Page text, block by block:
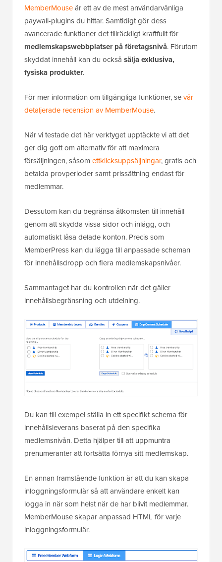
MemberMouseär ett av de mest användarvänliga
paywall-plugins du hittar. Samtidigt gör dess
avancerade funktioner det tillräckligt kraftfullt för
medlemskapswebbplatser på företagsnivå. Förutom
skyddat innehåll kan du också sälja exklusiva,
fysiska produkter.
För mer information om tillgängliga funktioner, sevår
detaljerade recension av MemberMouse.
När vi testade det här verktyget upptäckte vi att det
ger dig gott om alternativ för att maximera
försäljningen, såsom ettklicksuppsäljningar, gratis och
betalda provperioder samt prissättning endast för
medlemmar.
Dessutom kan du begränsa åtkomsten till innehåll
genom att skydda vissa sidor och inlägg, och
automatiskt låsa delade konton. Precis som
MemberPress kan du lägga till anpassade scheman
för innehållsdropp och flera medlemskapsnivåer.
Sammantaget har du kontrollen när det gäller
innehållsbegränsning och utdelning.
Du kan till exempel ställa in ett specifikt schema för
innehållsleverans baserat på den specifika
medlemsnivån. Detta hjälper till att uppmuntra
prenumeranter att fortsätta förnya sitt medlemskap.
En annan framstående funktion är att du kan skapa
inloggningsformulär så att användare enkelt kan
logga in när som helst när de har blivit medlemmar.
MemberMouse skapar anpassad HTML för varje
inloggningsformulär.